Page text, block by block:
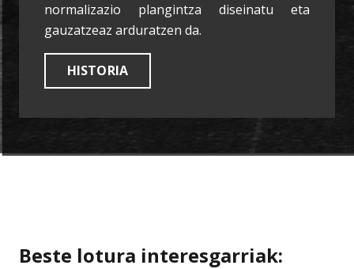
normalizazio plangintza diseinatu eta
gauzatzeaz arduratzen da.
HISTORIA
Beste lotura interesgarriak: